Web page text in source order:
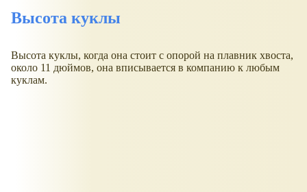
Высота куклы
Высота куклы, когда она стоит с опорой на плавник хвоста,
около 11 дюймов, она вписывается в компанию к любым
куклам.